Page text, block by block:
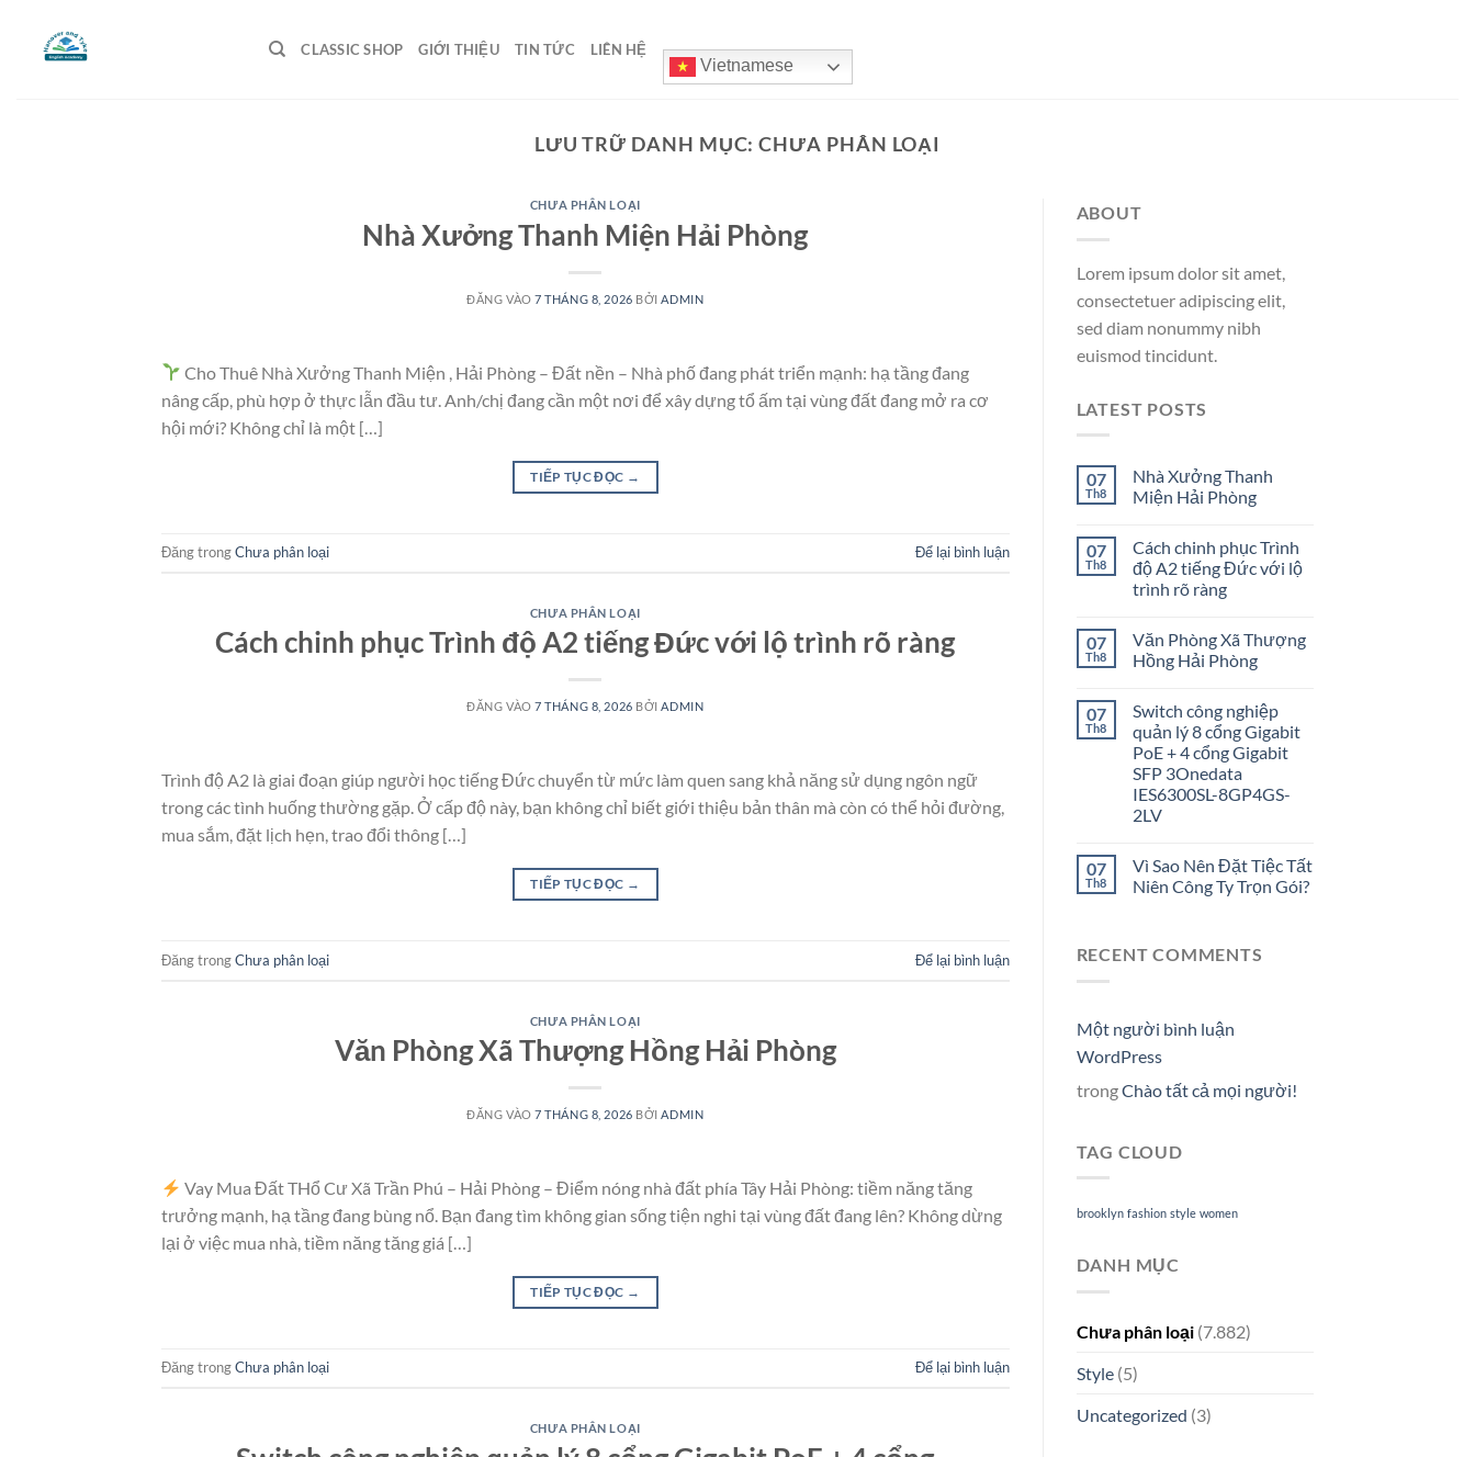
CLASSIC SHOP GIỚI THIỆU TIN TỨC LIÊN HỆ
Vietnamese
LƯU TRỮ DANH MỤC:CHƯA PHÂN LOẠI
CHƯA PHÂN LOẠI
Nhà Xưởng Thanh Miện Hải Phòng
ĐĂNG VÀO7 THÁNG 8, 2026 BỞIADMIN
Cho Thuê Nhà Xưởng Thanh Miện , Hải Phòng – Đất nền – Nhà phố đang phát triển mạnh: hạ tầng đang
nâng cấp, phù hợp ở thực lẫn đầu tư. Anh/chị đang cần một nơi để xây dựng tổ ấm tại vùng đất đang mở ra cơ
hội mới? Không chỉ là một […]
TIẾP TỤC ĐỌC →
Đăng trongChưa phân loại Để lại bình luận
CHƯA PHÂN LOẠI
Cách chinh phục Trình độ A2 tiếng Đức với lộ trình rõ ràng
ĐĂNG VÀO7 THÁNG 8, 2026 BỞIADMIN
Trình độ A2 là giai đoạn giúp người học tiếng Đức chuyển từ mức làm quen sang khả năng sử dụng ngôn ngữ
trong các tình huống thường gặp. Ở cấp độ này, bạn không chỉ biết giới thiệu bản thân mà còn có thể hỏi đường,
mua sắm, đặt lịch hẹn, trao đổi thông […]
TIẾP TỤC ĐỌC →
Đăng trongChưa phân loại Để lại bình luận
CHƯA PHÂN LOẠI
Văn Phòng Xã Thượng Hồng Hải Phòng
ĐĂNG VÀO7 THÁNG 8, 2026 BỞIADMIN
Vay Mua Đất THổ Cư Xã Trần Phú – Hải Phòng – Điểm nóng nhà đất phía Tây Hải Phòng: tiềm năng tăng
trưởng mạnh, hạ tầng đang bùng nổ. Bạn đang tìm không gian sống tiện nghi tại vùng đất đang lên? Không dừng
lại ở việc mua nhà, tiềm năng tăng giá […]
TIẾP TỤC ĐỌC →
Đăng trongChưa phân loại Để lại bình luận
CHƯA PHÂN LOẠI
ABOUT
Lorem ipsum dolor sit amet,
consectetuer adipiscing elit,
sed diam nonummy nibh
euismod tincidunt.
LATEST POSTS
07
Th8
Nhà Xưởng Thanh
Miện Hải Phòng
07
Th8
Cách chinh phục Trình
độ A2 tiếng Đức với lộ
trình rõ ràng
07
Th8
Văn Phòng Xã Thượng
Hồng Hải Phòng
07
Th8
Switch công nghiệp
quản lý 8 cổng Gigabit
PoE + 4 cổng Gigabit
SFP 3Onedata
IES6300SL-8GP4GS-
2LV
07
Th8
Vì Sao Nên Đặt Tiệc Tất
Niên Công Ty Trọn Gói?
RECENT COMMENTS
Một người bình luận
WordPress
trongChào tất cả mọi người!
TAG CLOUD
brooklyn fashion style women
DANH MỤC
Chưa phân loại(7.882)
Style(5)
Uncategorized (3)